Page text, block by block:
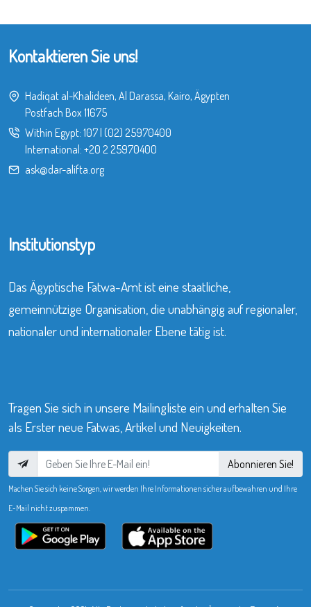
Kontaktieren Sie uns!
Hadiqat al-Khalideen, Al Darassa, Kairo, Ägypten
Postfach Box 11675
Within Egypt: 107| (02) 25970400
International: +20 2 25970400
ask@dar-alifta.org
Institutionstyp
Das Ägyptische Fatwa-Amt ist eine staatliche,
gemeinnützige Organisation, die unabhängig auf regionaler,
nationaler und internationaler Ebene tätig ist.
Tragen Sie sich in unsere Mailingliste ein und erhalten Sie
als Erster neue Fatwas, Artikel und Neuigkeiten.
Abonnieren Sie!
Machen Sie sich keine Sorgen, wir werden Ihre Informationen sicher aufbewahren und Ihre
E-Mail nicht zuspammen.